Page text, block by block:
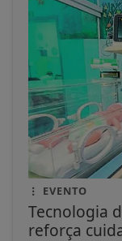
EVENTO
Tecnologia
reforça